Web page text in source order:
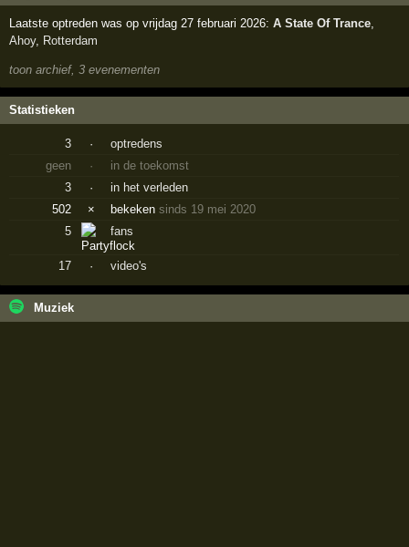
Laatste optreden was op vrijdag 27 februari 2026:A State Of Trance,
Ahoy, Rotterdam
toon archief, 3 evenementen
Statistieken
3 ·
optredens
geen
·
in de toekomst
3
·
in het verleden
502
× bekekensinds 19 mei 2020
5
fans
17 · video's
Muziek